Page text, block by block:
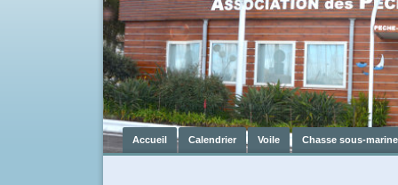
Accueil Calendrier Voile Chasse sous-marine